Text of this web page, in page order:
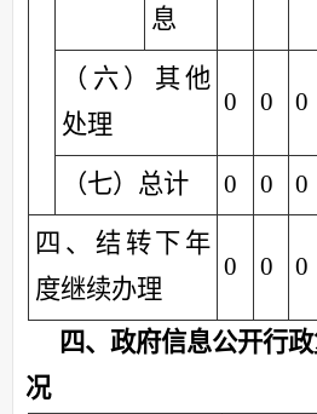
息
（六）其他
处理
0 0 0
（七）总计 0 0 0
四、结转下年
度继续办理
0 0 0
四、政府信息公开行
况